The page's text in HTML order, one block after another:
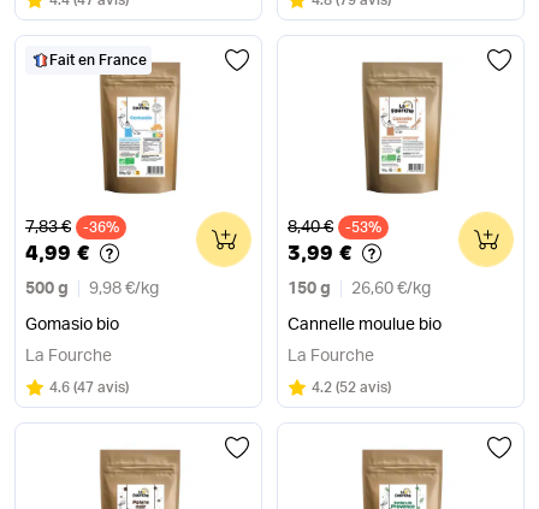
Fait en France
Ancien prix
7,83 € -36%
4,99 €
500 g 9,98 €/ kg
Gomasio bio
0
La Fourche
Note
4.6 sur 5
(47 avis)
Ancien prix
8,40 € -53%
3,99 €
150 g 26,60 €/ kg
Cannelle moulue bio
0
La Fourche
Note
4.2 sur 5
(52 avis)